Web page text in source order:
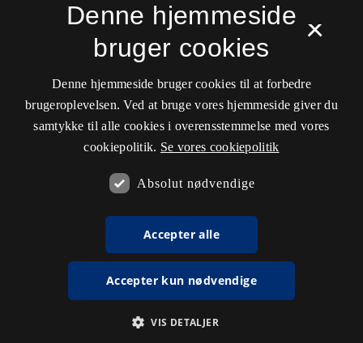
×
Denne hjemmeside
bruger cookies
Denne hjemmeside bruger cookies til at forbedre
brugeroplevelsen. Ved at bruge vores hjemmeside giver du
samtykke til alle cookies i overensstemmelse med vores
cookiepolitik. Se vores cookiepolitik
Absolut nødvendige
Accepter alle
Accepter kun nødvendige
VIS DETALJER